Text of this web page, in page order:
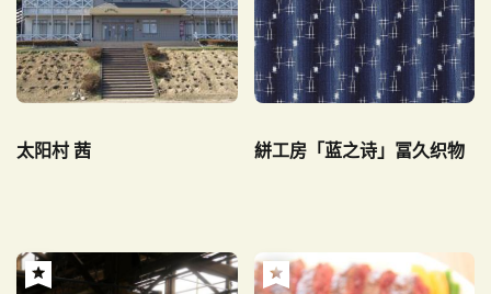
太阳村 茜 絣工房「蓝之诗」冨久织物